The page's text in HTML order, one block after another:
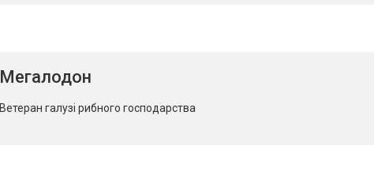
Мегалодон
Ветеран галузі рибного господарства